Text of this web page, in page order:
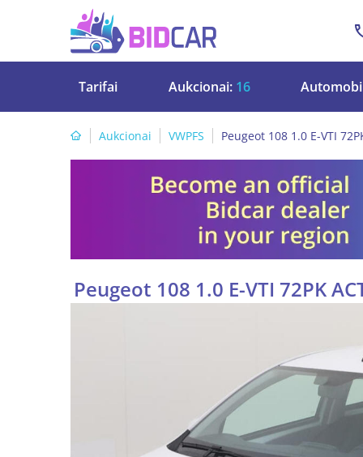
Tarifai Aukcionai: 16
Aukcionai VWPFS Peugeot 108 1.0 E-VTI
Peugeot 108 1.0 E-VTI 72PK